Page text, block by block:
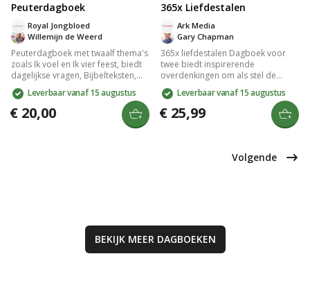
Peuterdagboek
Willemijn de Weerd
Royal Jongbloed
Peuterdagboek met twaalf thema's
zoals Ik voel en Ik vier feest, biedt
dagelijkse vragen, Bijbelteksten,
uitleg en gebed voor kinderen van
2-4 jaar. Met qr-code voor liedje en
illustraties van Marieke ten Berge,
stimuleert het gesprekken en
Leverbaar vanaf 15 augustus
€ 20,00
365x Liefdestalen
Gary Chapman
Ark Media
365x liefdestalen Dagboek voor
twee biedt inspirerende
overdenkingen om als stel de
relatie te verdiepen met de vijf
liefdestalen. Elke dag bevat een
bijbeltekst, praktische inzichten van
Gary Chapman en gebeden. Werk
elkaar toe met deze waardevolle
Leverbaar vanaf 15 augustus
€ 25,99
Volgende
BEKIJK MEER DAGBOEKEN